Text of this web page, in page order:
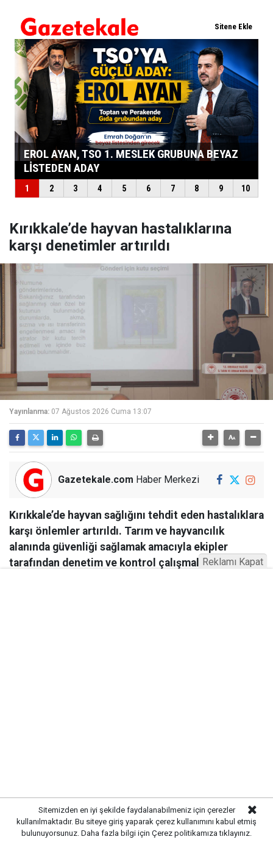
Kırıkkale’de hayvan hastalıklarına
karşı denetimler artırıldı
Yayınlanma: 07 Ağustos 2026 Cuma 13:07
Gazetekale.com Haber Merkezi
Kırıkkale’de hayvan sağlığını tehdit eden hastalıklara
karşı önlemler artırıldı. Tarım ve hayvancılık
alanında güvenliği sağlamak amacıyla ekipler
tarafından denetim ve kontrol çalışmaları
Sitemizden en iyi şekilde faydalanabilmeniz için çerezler
kullanılmaktadır. Bu siteye giriş yaparak çerez kullanımını kabul etmiş
bulunuyorsunuz. Daha fazla bilgi için Çerez politikamıza tıklayınız.
Reklamı Kapat